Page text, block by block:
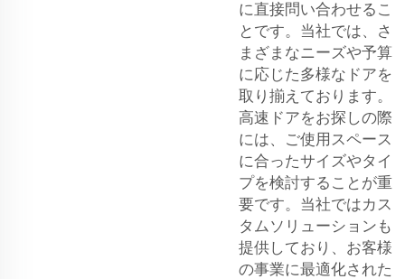
に直接問い合わせるこ
とです。当社では、さ
まざまなニーズや予算
に応じた多様なドアを
取り揃えております。
高速ドアをお探しの際
には、ご使用スペース
に合ったサイズやタイ
プを検討することが重
要です。当社ではカス
タムソリューションも
提供しており、お客様
の事業に最適化された